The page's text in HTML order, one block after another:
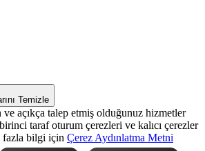
Temizle
açıkça talep etmiş olduğunuz hizmetler
taraf oturum çerezleri ve kalıcı çerezler
fazla bilgi için Çerez Aydınlatma Metni